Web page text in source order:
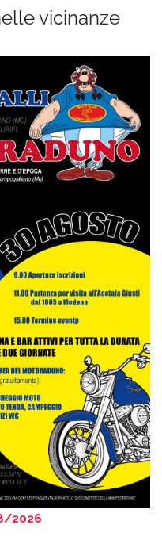
vicinanze
2026